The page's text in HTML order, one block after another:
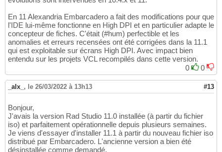
En 11 Alexandria Embarcadero a fait des modifications pour que
l'IDE lui-même fonctionne en High DPI et en particulier adapte le
concepteur de fiches. C'était (#hum) perfectible et les
anomalies et erreurs recensées ont été corrigées dans la 11.1
qui est exploitable sur écrans High DPI. Avec impact bien
entendu sur les projets VCL recompilés dans cette version.
0
0
_alx_ , le 26/03/2022 à 13h13 #13
Bonjour,
J'avais la version Rad Studio 11.0 installée (à partir du fichier
iso) et parfaitement opérationnelle depuis plusieurs semaines.
Je viens d'essayer d'installer 11.1 à partir du nouveau fichier iso
distribué par Embarcadero. L'ancienne version a bien été
désinstallée comme demandé.